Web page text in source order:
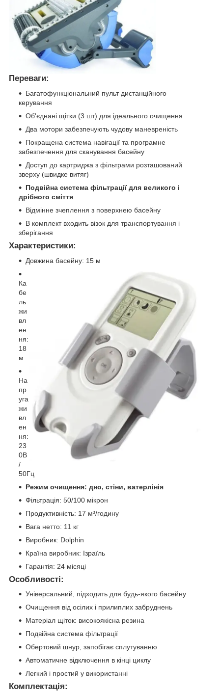
Переваги:
Багатофункціональний пульт дистанційного
керування
Об'єднані щітки (3 шт) для ідеального очищення
Два мотори забезпечують чудову маневреність
Покращена система навігації та програмне
забезпечення для сканування басейну
Доступ до картриджа з фільтрами розташований
зверху (швидке витяг)
Подвійна система фільтрації для великого і
дрібного сміття
Відмінне зчеплення з поверхнею басейну
В комплект входить візок для транспортування і
зберігання
Характеристики:
Довжина басейну: 15 м
Ка
бе
ль
жи
вл
ен
ня:
18
м
На
пр
уга
жи
вл
ен
ня:
23
0В
/
50Гц
Режим очищення: дно, стіни, ватерлінія
Фільтрація: 50/100 мікрон
Продуктивність: 17 м³/годину
Вага нетто: 11 кг
Виробник: Dolphin
Країна виробник: Ізраїль
Гарантія: 24 місяці
Особливості:
Універсальний, підходить для будь-якого басейну
Очищення від осілих і прилиплих забруднень
Матеріал щіток: високоякісна резина
Подвійна система фільтрації
Обертовий шнур, запобігає сплутуванню
Автоматичне відключення в кінці циклу
Легкий і простий у використанні
Комплектація: